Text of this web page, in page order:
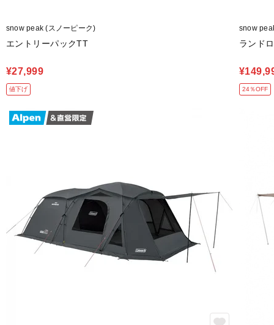
snow peak (スノーピーク)
エントリーパックTT
¥27,999
値下げ
snow
ランド
24％OFF